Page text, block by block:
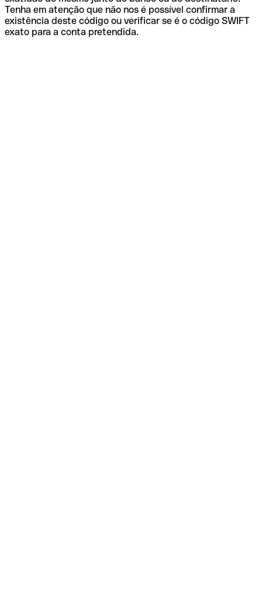
Tenha em atenção que não nos é possível confirmar a
existência deste código ou verificar se é o código SWIFT
exato para a conta pretendida.